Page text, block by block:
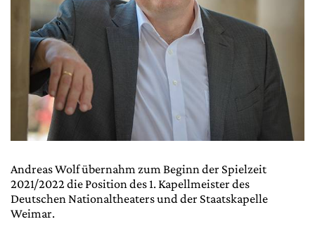
Andreas Wolf übernahm zum Beginn der Spielzeit
2021/2022 die Position des 1. Kapellmeister des
Deutschen Nationaltheaters und der Staatskapelle
Weimar.